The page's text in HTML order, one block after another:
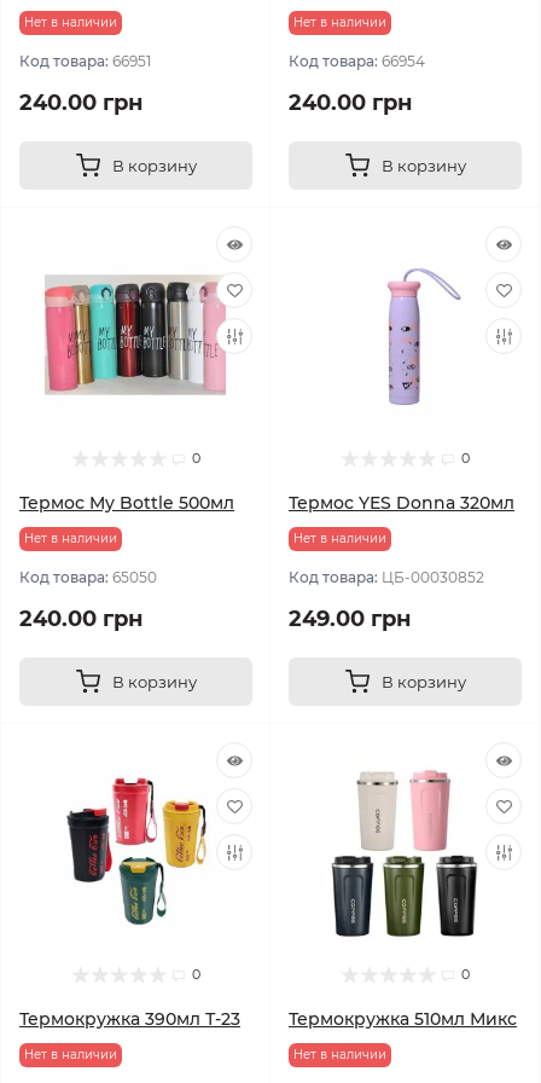
Нет в наличии
Код товара: 66951
240.00 грн
В корзину
Нет в наличии
Код товара: 66954
240.00 грн
В корзину
0
Термос My Bottle 500мл
Нет в наличии
Код товара: 65050
240.00 грн
В корзину
0
Термоc YES Donna 320мл
Нет в наличии
Код товара: ЦБ-00030852
249.00 грн
В корзину
0
Термокружка 390мл Т-23
Нет в наличии
0
Термокружка 510мл Микс
Нет в наличии